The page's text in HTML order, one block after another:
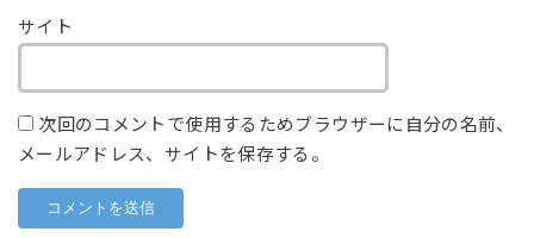
サイト
次回のコメントで使用するためブラウザーに自分の名前、
メールアドレス、サイトを保存する。